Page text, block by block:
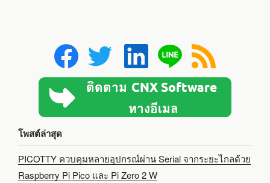
โพสต์ล่าสุด
PICOTTY ควบคุมหลายอุปกรณ์ผ่าน Serial จากระยะไกลด้วย
Raspberry Pi Pico และ Pi Zero 2 W